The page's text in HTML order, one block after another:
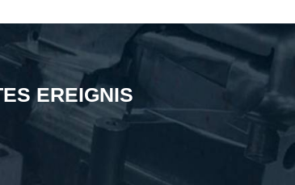
EREIGNIS